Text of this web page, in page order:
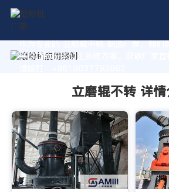
作为专业的 立磨辊不转 制造厂家，我们
高价值的粉体加工系统方案。获取厂家直
立磨辊不转 详